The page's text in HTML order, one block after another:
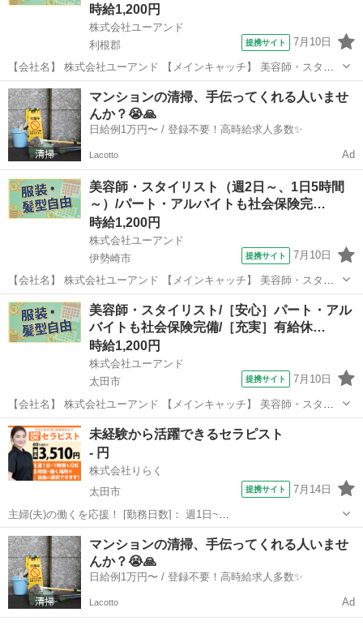
時給1,200円
株式会社ユーアンド
利根郡
提携サイト 7月10日
【会社名】 株式会社ユーアンド 【メインキャッチ】 美容師・スタイ
リスト（週2日～、1日5時間～）/パート・アルバイトも社会保険完
備！/有給休暇年間１２日間（月１日程度） 【お仕事内容】 ［利根郡
みなかみ町］美容室のスタ...
群馬 利根郡
マンションの清掃、手伝ってくれる人いませ
んか？😭🙏
日給例1万円〜 / 登録不要！高時給求人多数✨
Lacotto Ad
美容師・スタイリスト（週2日～、1日5時間
～）/パート・アルバイトも社会保険完…
時給1,200円
株式会社ユーアンド
伊勢崎市
提携サイト 7月10日
【会社名】 株式会社ユーアンド 【メインキャッチ】 美容師・スタイ
リスト（週2日～、1日5時間～）/パート・アルバイトも社会保険完
備！/有給休暇年間１２日間（月１日程度） 【お仕事内容】 ［伊勢崎
市］美容室のスタイリスト...
群馬 伊勢崎市 エステ
美容師・スタイリスト/［安心］パート・アル
バイトも社会保険完備/［充実］有給休…
時給1,200円
株式会社ユーアンド
太田市
提携サイト 7月10日
【会社名】 株式会社ユーアンド 【メインキャッチ】 美容師・スタイ
リスト/［安心］パート・アルバイトも社会保険完備/［充実］有給休暇
年間１２日間（月１日程） 【お仕事内容】 ［太田市丸山町］美容室の
スタイリスト ＝＝＝＝...
群馬 太田市 エステ
未経験から活躍できるセラピスト
- 円
株式会社りらく
太田市
提携サイト 7月14日
主婦(夫)の働くを応援！ [勤務日数]： 週1日~
10:00~16:00/10:00~15:00/10:00~17:00/13:00~18:00/15:00~23:00 月/
火/水/木/金/土/日 などから選べます [...
群馬 太田市
マンションの清掃、手伝ってくれる人いませ
んか？😭🙏
日給例1万円〜 / 登録不要！高時給求人多数✨
Lacotto Ad